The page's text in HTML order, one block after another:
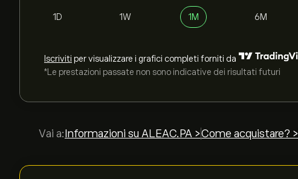
1D 1W 1M 6M
Iscriviti per visualizzare i grafici completi forniti da
*Le prestazioni passate non sono indicative dei risultati futuri
Vai a: Informazioni su ALEAC.PA >Come acquistare? >